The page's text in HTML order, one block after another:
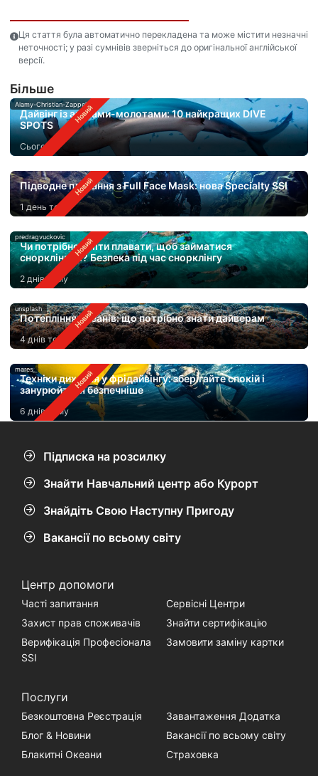
Ця стаття була автоматично перекладена та може містити незначні
неточності; у разі сумнівів зверніться до оригінальної англійської
версії.
Бiльше
Alamy-Christian-Zappel
Дайвінг із акулами-молотами: 10 найкращих DIVE
SPOTS
Сьогодні
Підводне плавання з Full Face Mask: нова Specialty SSI
1 день тому
predragvuckovic
Чи потрібно вміти плавати, щоб займатися
снорклінгом? Безпека під час снорклінгу
2 днів тому
unsplash
Потепління океанів: що потрібно знати дайверам
4 днів тому
mares
Техніки дихання у фрідайвінгу: зберігайте спокій і
занурюйтеся безпечніше
6 днів тому
Підписка на розсилку
Знайти Навчальний центр або Курорт
Знайдіть Свою Наступну Пригоду
Вакансії по всьому світу
Центр допомоги
Часті запитання
Сервісні Центри
Захист прав споживачів
Знайти сертифікацію
Верифікація Професіонала
SSI
Замовити заміну картки
Послуги
Безкоштовна Реєстрація
Завантаження Додатка
Блог & Новини
Вакансії по всьому світу
Блакитні Океани
Страховка